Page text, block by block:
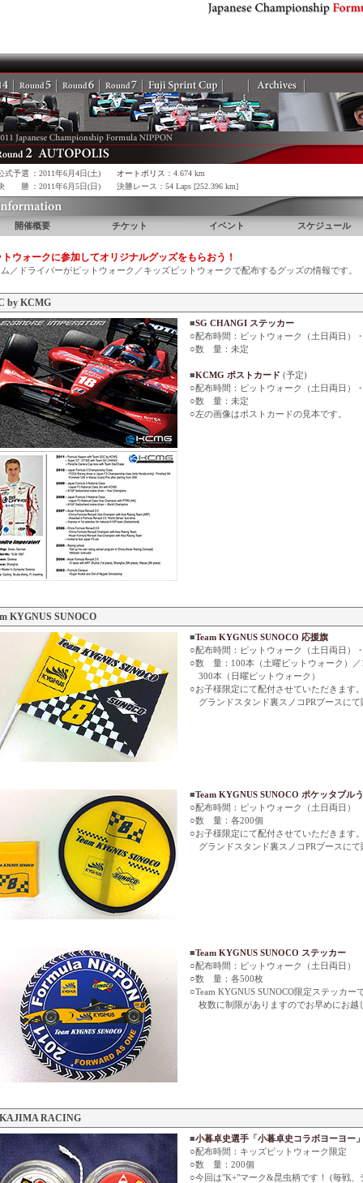
|Rd.5 | Rd.6 |Rd.7 FSC
式予選
勝
：2011年6月4日(土)
：2011年6月5日(日)
オートポリス ：4.674 km
決勝レース：54 Laps [252.396 km]
開催概要 チケット イベント スケジュール
トウォークに参加してオリジナルグッズをもらおう！
／ドライバーがピットウォーク／キッズピットウォークで配布するグッズの情報です。
by KCMG
■SG CHANGI ステッカー
○配布時間：ピットウォーク（土日両日）
○数 量：未定
■KCMG ポストカード (予定)
○配布時間：ピットウォーク（土日両日）
○数 量：未定
○左の画像はポストカードの見本です。
KYGNUS SUNOCO
■Team KYGNUS SUNOCO 応援旗
○配布時間：ピットウォーク（土日両日）
○数 量：100本（土曜ピットウォーク）／
300本（日曜ピットウォーク）
○お子様限定にて配付させていただきます。
グランドスタンド裏スノコPRブースにて
■Team KYGNUS SUNOCO ポケッタブル
○配布時間：ピットウォーク（土日両日）
○数 量：各200個
○お子様限定にて配付させていただきます。
グランドスタンド裏スノコPRブースにて
■Team KYGNUS SUNOCO ステッカー
○配布時間：ピットウォーク（土日両日）
○数 量：各500枚
○Team KYGNUS SUNOCO限定ステッカー
枚数に制限がありますのでお早めにお越
RACING
■小暮卓史選手「小暮卓史コラボヨーヨー」
○配布時間：キッズピットウォーク限定
○数 量：200個
○今回は"K+"マーク&昆虫柄です！ (毎戦、